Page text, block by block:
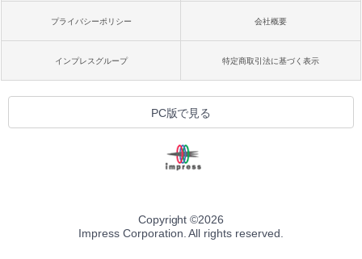
プライバシーポリシー 会社概要
インプレスグループ 特定商取引法に基づく表示
PC版で見る
Copyright ©2026
Impress Corporation. All rights reserved.